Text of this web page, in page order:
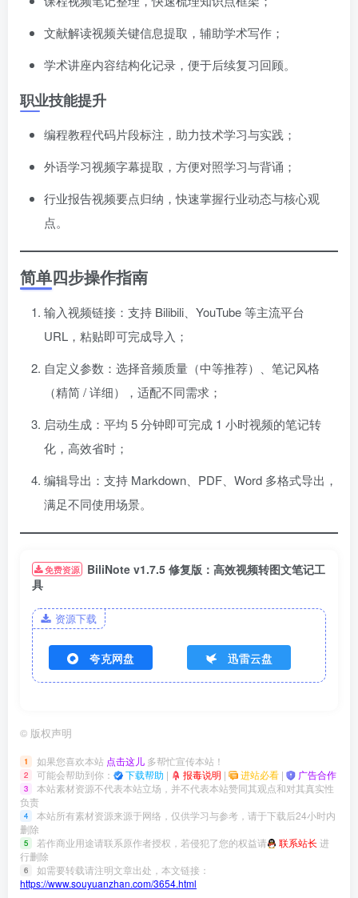
文献解读视频关键信息提取，辅助学术写作；
学术讲座内容结构化记录，便于后续复习回顾。
职业技能提升
编程教程代码片段标注，助力技术学习与实践；
外语学习视频字幕提取，方便对照学习与背诵；
行业报告视频要点归纳，快速掌握行业动态与核心观
点。
简单四步操作指南
输入视频链接：支持 Bilibili、YouTube 等主流平台
URL，粘贴即可完成导入；
自定义参数：选择音频质量（中等推荐）、笔记风格
（精简 / 详细），适配不同需求；
启动生成：平均 5 分钟即可完成 1 小时视频的笔记转
化，高效省时；
编辑导出：支持 Markdown、PDF、Word 多格式导出，
满足不同使用场景。
免费资源
BiliNote v1.7.5 修复版：高效视频转图文笔记工
具
资源下载
夸克网盘 迅雷云盘
© 版权声明
1 如果您喜欢本站 点击这儿 多帮忙宣传本站！
2 可能会帮助到你： 下载帮助 | 报毒说明 | 进站必看 | 广告合作
3
本站素材资源不代表本站立场，并不代表本站赞同其观点和对其真实性
负责
4
本站所有素材资源来源于网络，仅供学习与参考，请于下载后24小时内
删除
5 若作商业用途请联系原作者授权，若侵犯了您的权益请 联系站长 进
行删除
6
如需要转载请注明文章出处，本文链接：
https://www.souyuanzhan.com/3654.html